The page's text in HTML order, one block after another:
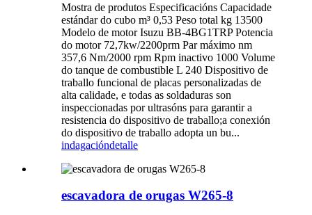
Mostra de produtos Especificacións Capacidade
estándar do cubo m³ 0,53 Peso total kg 13500
Modelo de motor Isuzu BB-4BG1TRP Potencia
do motor 72,7kw/2200prm Par máximo nm
357,6 Nm/2000 rpm Rpm inactivo 1000 Volume
do tanque de combustible L 240 Dispositivo de
traballo funcional de placas personalizadas de
alta calidade, e todas as soldaduras son
inspeccionadas por ultrasóns para garantir a
resistencia do dispositivo de traballo;a conexión
do dispositivo de traballo adopta un bu...
indagacióndetalle
escavadora de orugas W265-8